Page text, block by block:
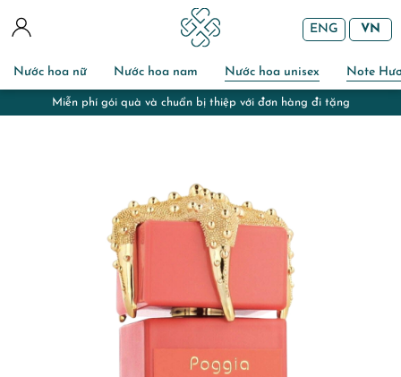
Nước hoa nữ Nước hoa nam Nước hoa unisex Note
ENG VN
Miễn phí gói quà và chuẩn bị thiệp với đơn hàng đi tặng